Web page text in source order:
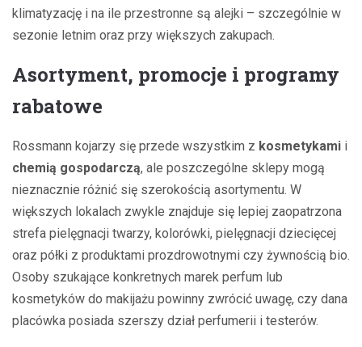
klimatyzację i na ile przestronne są alejki – szczególnie w
sezonie letnim oraz przy większych zakupach.
Asortyment, promocje i programy
rabatowe
Rossmann kojarzy się przede wszystkim z kosmetykami i
chemią gospodarczą, ale poszczególne sklepy mogą
nieznacznie różnić się szerokością asortymentu. W
większych lokalach zwykle znajduje się lepiej zaopatrzona
strefa pielęgnacji twarzy, kolorówki, pielęgnacji dziecięcej
oraz półki z produktami prozdrowotnymi czy żywnością bio.
Osoby szukające konkretnych marek perfum lub
kosmetyków do makijażu powinny zwrócić uwagę, czy dana
placówka posiada szerszy dział perfumerii i testerów.